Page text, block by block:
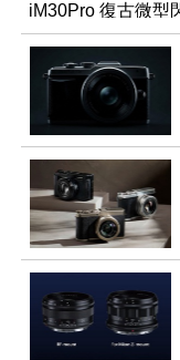
iM30Pro 復古微型